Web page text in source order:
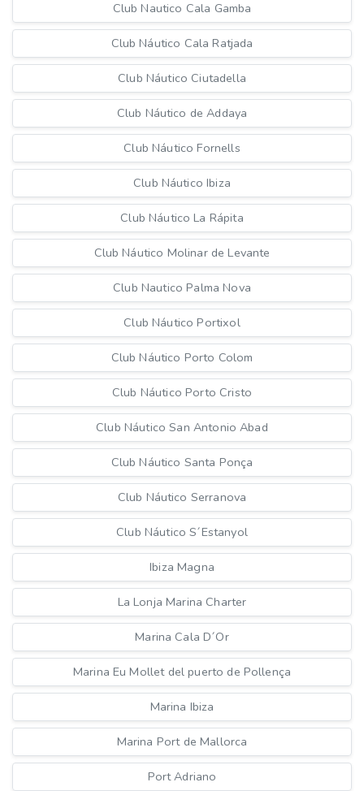
Club Nautico Cala Gamba
Club Náutico Cala Ratjada
Club Náutico Ciutadella
Club Náutico de Addaya
Club Náutico Fornells
Club Náutico Ibiza
Club Náutico La Rápita
Club Náutico Molinar de Levante
Club Nautico Palma Nova
Club Náutico Portixol
Club Náutico Porto Colom
Club Náutico Porto Cristo
Club Náutico San Antonio Abad
Club Náutico Santa Ponça
Club Náutico Serranova
Club Náutico S´Estanyol
Ibiza Magna
La Lonja Marina Charter
Marina Cala D´Or
Marina Eu Mollet del puerto de Pollença
Marina Ibiza
Marina Port de Mallorca
Port Adriano